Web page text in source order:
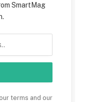
SmartMag
terms and our